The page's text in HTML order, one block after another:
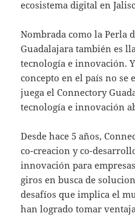
ecosistema digital en
Nombrada como la Perla
Guadalajara también es
tecnología e innovación.
concepto en el país no
juega el Connectory
tecnología e innovación
Desde hace 5 años,
co-creacion y co-
innovación para
giros en busca de
desafíos que implica el
han logrado tomar